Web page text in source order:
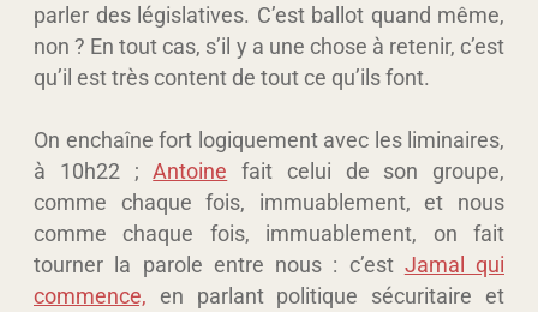
parler des législatives. C’est ballot quand même,
non ? En tout cas, s’il y a une chose à retenir, c’est
qu’il est très content de tout ce qu’ils font.
On enchaîne fort logiquement avec les liminaires,
à 10h22 ;Antoine fait celui de son groupe,
comme chaque fois, immuablement, et nous
comme chaque fois, immuablement, on fait
tourner la parole entre nous : c’est Jamal qui
commence, en parlant politique sécuritaire et